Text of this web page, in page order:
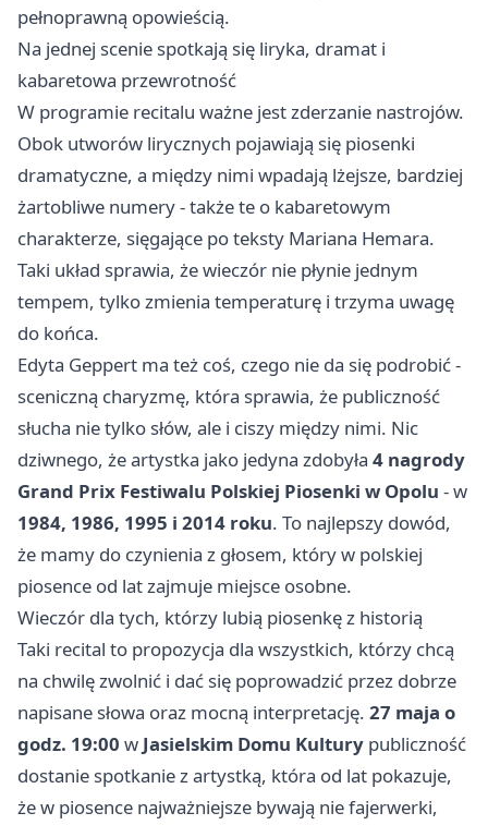
pełnoprawną opowieścią.
Na jednej scenie spotkają się liryka, dramat i
kabaretowa przewrotność
W programie recitalu ważne jest zderzanie nastrojów.
Obok utworów lirycznych pojawiają się piosenki
dramatyczne, a między nimi wpadają lżejsze, bardziej
żartobliwe numery - także te o kabaretowym
charakterze, sięgające po teksty Mariana Hemara.
Taki układ sprawia, że wieczór nie płynie jednym
tempem, tylko zmienia temperaturę i trzyma uwagę
do końca.
Edyta Geppert ma też coś, czego nie da się podrobić -
sceniczną charyzmę, która sprawia, że publiczność
słucha nie tylko słów, ale i ciszy między nimi. Nic
dziwnego, że artystka jako jedyna zdobyła 4 nagrody
Grand Prix Festiwalu Polskiej Piosenki w Opolu - w
1984, 1986, 1995 i 2014 roku. To najlepszy dowód,
że mamy do czynienia z głosem, który w polskiej
piosence od lat zajmuje miejsce osobne.
Wieczór dla tych, którzy lubią piosenkę z historią
Taki recital to propozycja dla wszystkich, którzy chcą
na chwilę zwolnić i dać się poprowadzić przez dobrze
napisane słowa oraz mocną interpretację. 27 maja o
godz. 19:00 w Jasielskim Domu Kultury publiczność
dostanie spotkanie z artystką, która od lat pokazuje,
że w piosence najważniejsze bywają nie fajerwerki,